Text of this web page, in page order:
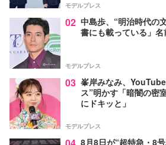
モデルプレス
02 中島歩、“明治時代の
書にも載っている」
モデルプレス
03 峯岸みなみ、
ス”明かす「暗闇の密
にドキッと」
モデルプレス
8月8日が“超特急・8